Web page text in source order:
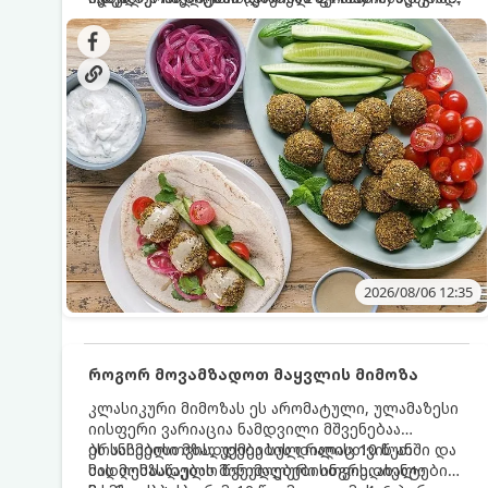
სალათებთან ერთად ან ტახინის (სესამის)
სოუსთან მირთმევისთვის.
იდეალურად შეინარჩუნოს და არ დაიშალოს.
დრო: 10–15 წუთი ულუფა: 20–24 ცალი ბურთულა
(4–6 პორცია)
2026/08/06 12:35
როგორ მოვამზადოთ მაყვლის მიმოზა
კლასიკური მიმოზას ეს არომატული, ულამაზესი
იისფერი ვარიაცია ნამდვილი მშვენებაა
ბრანჩებისთვის, უქმეების დილისთვის ან
სადღესასწაულო წვეულებებისთვის. ახალი
ეს სასმელი მზადდება სულ რაღაც 10 წუთში და
მის მომზადებას მინიმალური ინგრედიენტები